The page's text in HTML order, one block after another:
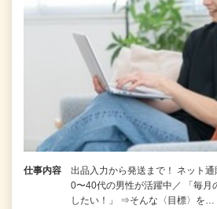
仕事内容
出品入力から発送まで！ ネット
0〜40代の男性が活躍中／ 「毎月
したい！」 ⇒そんな〈目標〉を…